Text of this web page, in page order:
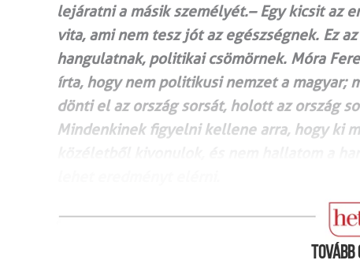
lejáratni a másik személyét.– Egy kicsit az
vita, ami nem tesz jót az egészségnek. Ez
hangulatnak, politikai csömörnek. Móra
írta, hogy nem politikusi nemzet a magyar;
dönti el az ország sorsát, holott az ország
Mindenkinek figyelni kellene arra, hogy ki